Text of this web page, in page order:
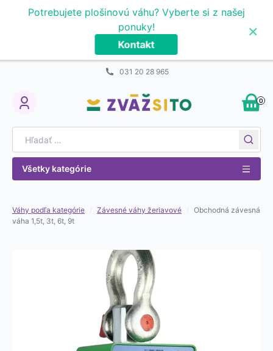
Potrebujete plošinovú váhu? Vyberte si z našej
ponuky!
Kontakt
×
031 20 28 965
My Account
0
Všetky kategórie
Váhy podľa kategórie Závesné váhy žeriavové
Obchodná závesná
váha 1,5t, 3t, 6t, 9t